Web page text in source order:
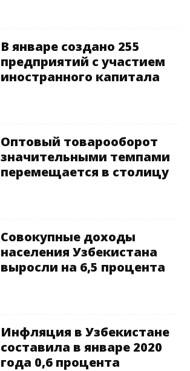
В январе создано 255
предприятий с участием
иностранного капитала
Оптовый товарооборот
значительными темпами
перемещается в столицу
Совокупные доходы
населения Узбекистана
выросли на 6,5 процента
Инфляция в Узбекистане
составила в январе 2020
года 0,6 процента